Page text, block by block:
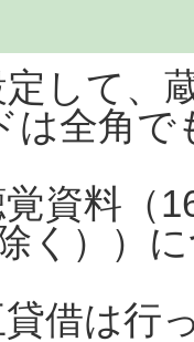
して、
は全角
資料（
く））
借は行